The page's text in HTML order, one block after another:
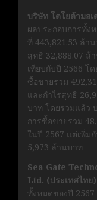
บริษัท โตโยต้ามอเ
ผลประกอบการทั้ง
ที่ 443,821.53 ล้า
สุทธิ 32,888.07 ล้
เทียบกับปี 2566 โ
ซื้อขายรวม
และกำไรสุทธิ
บาท โดยรวมแล้ว
การซื้อขายรวม
ในปี 2567 แต่เพิ่ม
5,973 ล้านบาท
Sea Gate
Ltd. (ประเทศไทย)
ทั้งหมดของปี 2567